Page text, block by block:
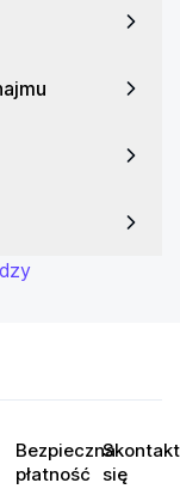
Parowanie
Bezpieczna
płatność
się